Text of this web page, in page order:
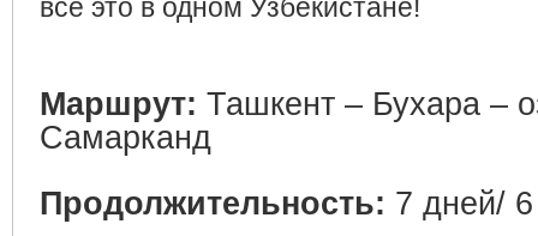
всё это в одном Узбекистане!
Маршрут:Ташкент – Бухара –
Самарканд
Продолжительность: 7 дней/